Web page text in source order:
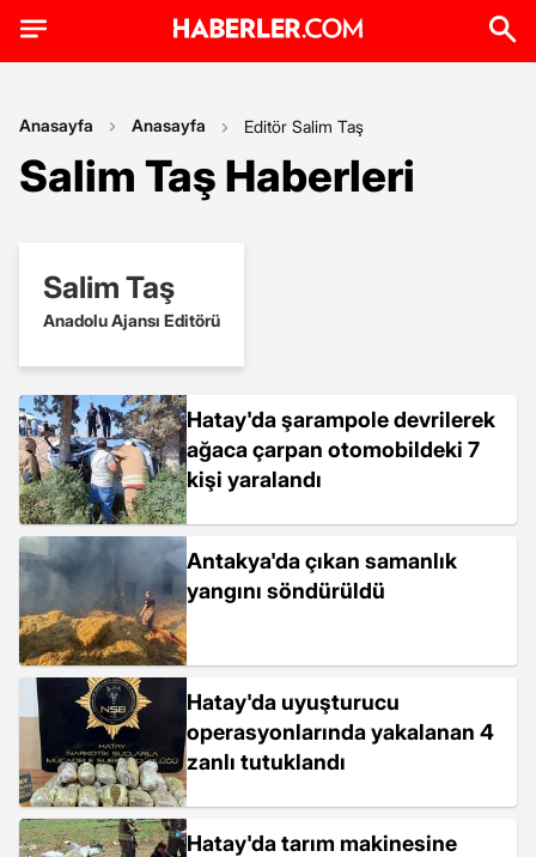
Anasayfa Anasayfa Editör Salim Taş
Salim Taş Haberleri
Salim Taş
Anadolu Ajansı Editörü
Hatay'da şarampole devrilerek
ağaca çarpan otomobildeki 7
kişi yaralandı
Antakya'da çıkan samanlık
yangını söndürüldü
Hatay'da uyuşturucu
operasyonlarında yakalanan 4
zanlı tutuklandı
Hatay'da tarım makinesine